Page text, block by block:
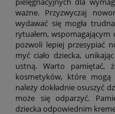
ważne. Przyzwyczaj
wydawać się mogła
rytuałem,
pozwoli lepiej przesypiać
myć ciało dziecka,
ustną. Warto pamiętać,
kosmetyków, które
należy dokładnie osuszyć
może się odparzyć.
dziecka odpowiednim